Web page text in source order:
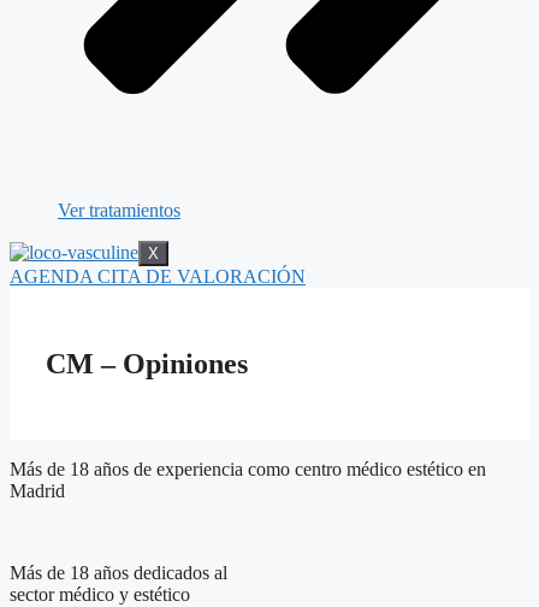
Ver tratamientos
X
AGENDA CITA DE VALORACIÓN
CM – Opiniones
Más de 18 años de experiencia como centro médico estético en
Madrid
Más de 18 años dedicados al
sector médico y estético